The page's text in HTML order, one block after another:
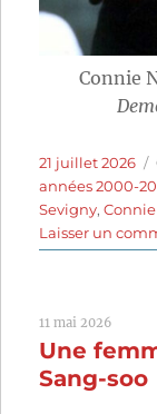
Connie
Publié
le
21 juillet 2026
années 2000-
Sevigny,
Laisser un
11 mai 2026
Une
Sang-soo